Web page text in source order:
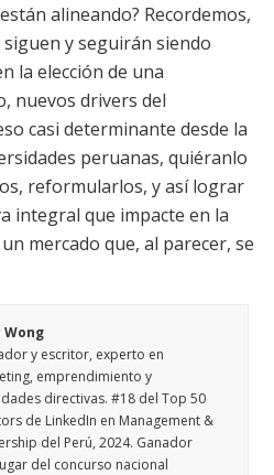
alineando? Recordemos,
y seguirán siendo
la elección de una
nuevos drivers del
casi determinante desde la
peruanas, quiéranlo
reformularlos, y así lograr
integral que impacte en la
mercado que, al parecer, se
Wong
y escritor, experto en
emprendimiento y
directivas. #18 del Top 50
de LinkedIn en Management &
del Perú, 2024. Ganador
del concurso nacional